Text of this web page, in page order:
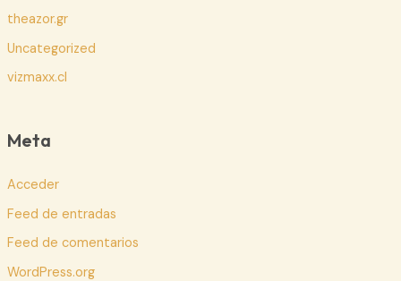
theazor.gr
Uncategorized
vizmaxx.cl
Meta
Acceder
Feed de entradas
Feed de comentarios
WordPress.org